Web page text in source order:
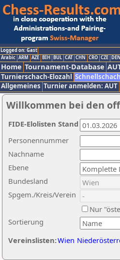
Logged on: Gast
Arabic ARM AZE BIH BUL CAT CHN CRO CZE DEN
Home Tournament-Database
Turnierschach-Elozahl
Allgemeines Turnier anmelden: AUT
Willkommen bei den
Nachname
Ebene
Sortierung
Personennummer
Bundesland
Spgem./Kreis/Verein
Nur
Vereinslisten:Wien
FIDE-Elolisten Stand